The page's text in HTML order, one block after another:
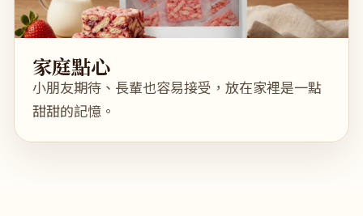
家庭點心
小朋友期待、長輩也容易接受，放在家裡是一點
甜甜的記憶。